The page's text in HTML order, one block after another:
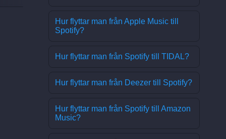
Hur flyttar man från Apple Music till
Spotify?
Hur flyttar man från Spotify till TIDAL?
Hur flyttar man från Deezer till Spotify?
Hur flyttar man från Spotify till Amazon
Music?